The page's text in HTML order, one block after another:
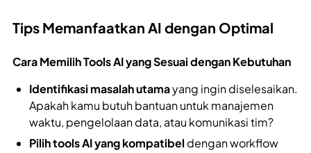
Tips Memanfaatkan AI dengan Optimal
Cara Memilih Tools AI yang Sesuai dengan Kebutuhan
Identifikasi masalah utamayang ingin diselesaikan.
Apakah kamu butuh bantuan untuk manajemen
waktu, pengelolaan data, atau komunikasi tim?
Pilih tools AI yang kompatibel dengan workflow